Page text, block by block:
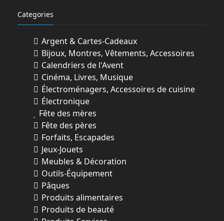
Categories
Argent & Cartes-Cadeaux
Bijoux, Montres, Vêtements, Accessoires
Calendriers de l'Avent
Cinéma, Livres, Musique
Électroménagers, Accessoires de cuisine
Électronique
Fête des mères
Fête des pères
Forfaits, Escapades
Jeux-Jouets
Meubles & Décoration
Outils-Équipement
Pâques
Produits alimentaires
Produits de beauté